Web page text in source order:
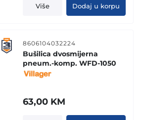
Više Dodaj u korpu
8606104032224
Bušilica dvosmijerna
pneum.-komp. WFD-1050
63,00 KM